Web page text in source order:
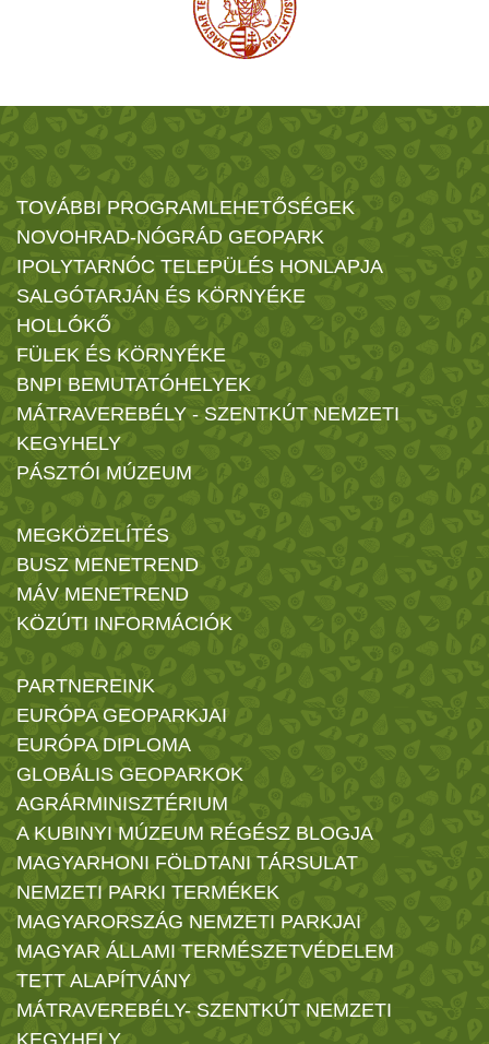
TOVÁBBI PROGRAMLEHETŐSÉGEK
NOVOHRAD-NÓGRÁD GEOPARK
IPOLYTARNÓC TELEPÜLÉS HONLAPJA
SALGÓTARJÁN ÉS KÖRNYÉKE
HOLLÓKŐ
FÜLEK ÉS KÖRNYÉKE
BNPI BEMUTATÓHELYEK
MÁTRAVEREBÉLY - SZENTKÚT NEMZETI
KEGYHELY
PÁSZTÓI MÚZEUM
MEGKÖZELÍTÉS
BUSZ MENETREND
MÁV MENETREND
KÖZÚTI INFORMÁCIÓK
PARTNEREINK
EURÓPA GEOPARKJAI
EURÓPA DIPLOMA
GLOBÁLIS GEOPARKOK
AGRÁRMINISZTÉRIUM
A KUBINYI MÚZEUM RÉGÉSZ BLOGJA
MAGYARHONI FÖLDTANI TÁRSULAT
NEMZETI PARKI TERMÉKEK
MAGYARORSZÁG NEMZETI PARKJAI
MAGYAR ÁLLAMI TERMÉSZETVÉDELEM
TETT ALAPÍTVÁNY
MÁTRAVEREBÉLY- SZENTKÚT NEMZETI